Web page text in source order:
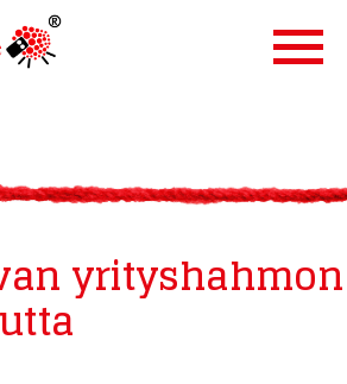
yrityshahmon